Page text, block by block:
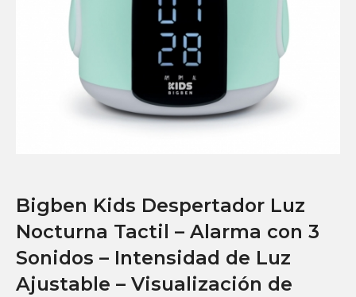
Bigben Kids Despertador Luz
Nocturna Tactil – Alarma con 3
Sonidos – Intensidad de Luz
Ajustable – Visualización de